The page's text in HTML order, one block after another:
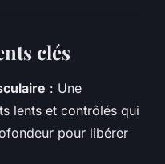
clés
: Une
lents et contrôlés qui
pour libérer